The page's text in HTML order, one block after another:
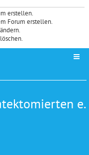
erstellen.
Forum erstellen.
ändern.
löschen.
e.